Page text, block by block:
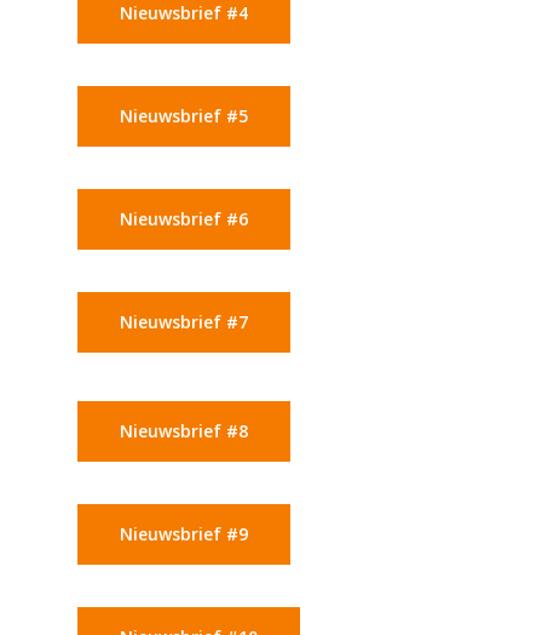
Nieuwsbrief #4
Nieuwsbrief #5
Nieuwsbrief #6
Nieuwsbrief #7
Nieuwsbrief #8
Nieuwsbrief #9